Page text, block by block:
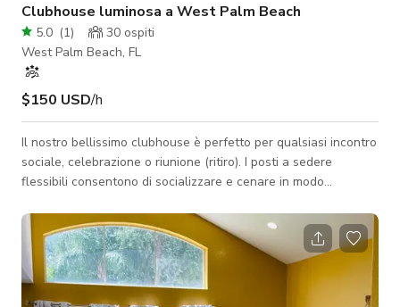
Clubhouse luminosa a West Palm Beach
5.0 (1) 30 ospiti
West Palm Beach, FL
$150 USD/h
Il nostro bellissimo clubhouse è perfetto per qualsiasi incontro
sociale, celebrazione o riunione (ritiro). I posti a sedere
flessibili consentono di socializzare e cenare in modo
dello spazio: - WiFi - Disposizioni di posti a sedere informali:
divani, poltrone club, tavoli - Cucina: mini-frigo, lavastoviglie,
lavandino, grande piano di lavoro, sgabelli da bar - TV HD da
55": connessioni HDMI e USB per collegare e visualizzare -